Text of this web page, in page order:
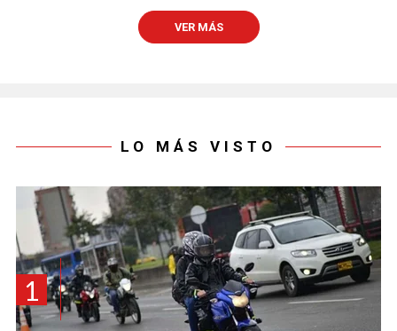
VER MÁS
LO MÁS VISTO
1